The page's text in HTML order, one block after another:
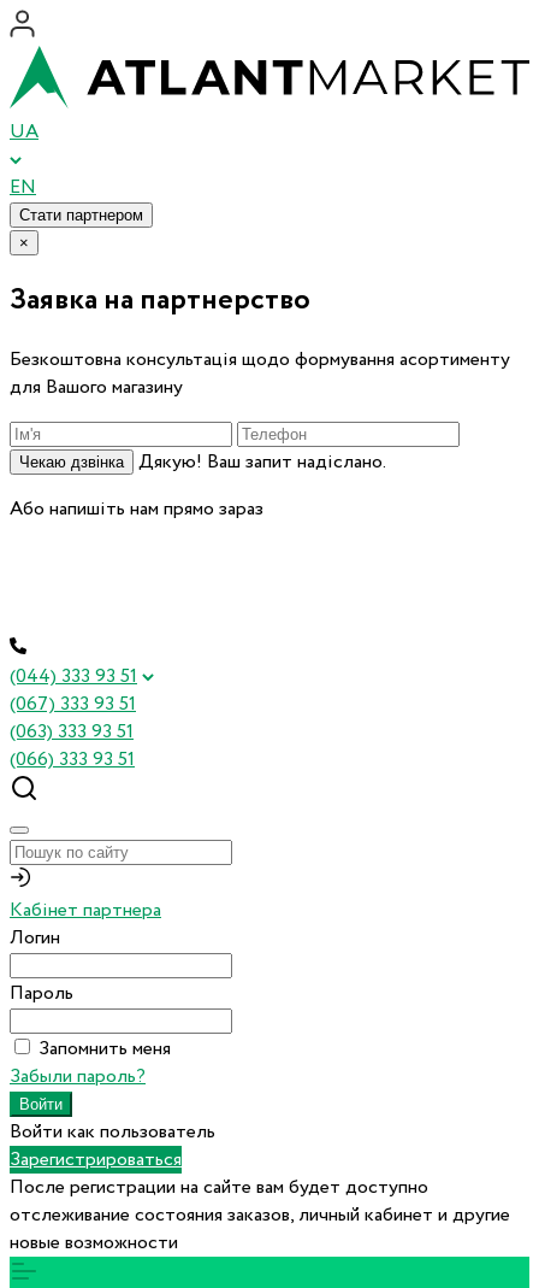
UA
EN
Стати партнером
×
Заявка на партнерство
Безкоштовна консультація щодо формування асортименту
для Вашого магазину
Чекаю дзвінка
Дякую! Ваш запит надіслано.
Або напишіть нам прямо зараз
(044) 333 93 51
(067) 333 93 51
(063) 333 93 51
(066) 333 93 51
Кабінет партнера
Логин
Пароль
Запомнить меня
Забыли пароль?
Войти как пользователь
Зарегистрироваться
После регистрации на сайте вам будет доступно
отслеживание состояния заказов, личный кабинет и другие
новые возможности